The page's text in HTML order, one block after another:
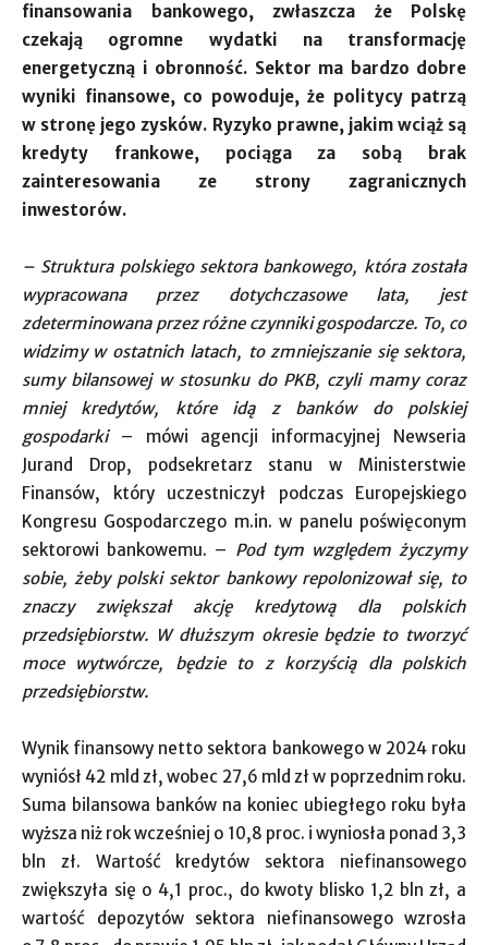
finansowania bankowego, zwłaszcza że Polskę
czekają ogromne wydatki na transformację
energetyczną i obronność. Sektor ma bardzo dobre
wyniki finansowe, co powoduje, że politycy patrzą
w stronę jego zysków. Ryzyko prawne, jakim wciąż są
kredyty frankowe, pociąga za sobą brak
zainteresowania ze strony zagranicznych
inwestorów.
– Struktura polskiego sektora bankowego, która została
wypracowana przez dotychczasowe lata, jest
zdeterminowana przez różne czynniki gospodarcze. To, co
widzimy w ostatnich latach, to zmniejszanie się sektora,
sumy bilansowej w stosunku do PKB, czyli mamy coraz
mniej kredytów, które idą z banków do polskiej
gospodarki – mówi agencji informacyjnej Newseria
Jurand Drop, podsekretarz stanu w Ministerstwie
Finansów, który uczestniczył podczas Europejskiego
Kongresu Gospodarczego m.in. w panelu poświęconym
sektorowi bankowemu. – Pod tym względem życzymy
sobie, żeby polski sektor bankowy repolonizował się, to
znaczy zwiększał akcję kredytową dla polskich
przedsiębiorstw. W dłuższym okresie będzie to tworzyć
moce wytwórcze, będzie to z korzyścią dla polskich
przedsiębiorstw.
Wynik finansowy netto sektora bankowego w 2024 roku
wyniósł 42 mld zł, wobec 27,6 mld zł w poprzednim roku.
Suma bilansowa banków na koniec ubiegłego roku była
wyższa niż rok wcześniej o 10,8 proc. i wyniosła ponad 3,3
bln zł. Wartość kredytów sektora niefinansowego
zwiększyła się o 4,1 proc., do kwoty blisko 1,2 bln zł, a
wartość depozytów sektora niefinansowego wzrosła